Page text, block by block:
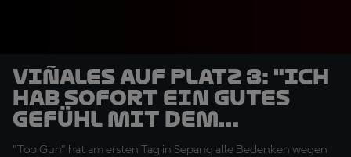
Viñales auf Platz 3: "Ich
hab sofort ein gutes
Gefühl mit dem
Motorrad gehabt"
"Top Gun" hat am ersten Tag in Sepang alle Bedenken wegen